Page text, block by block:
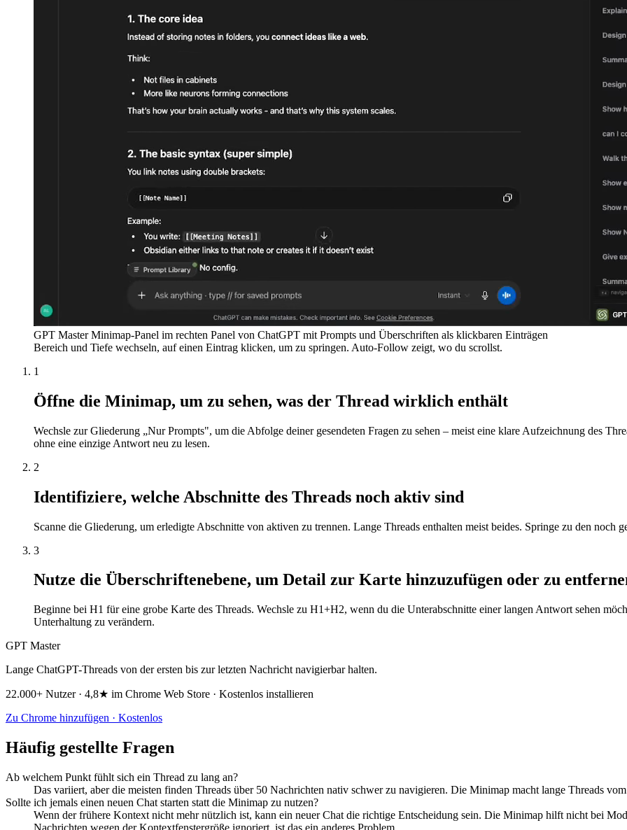
GPT Master Minimap-Panel im rechten Panel von ChatGPT mit Prompts und Überschriften als klickbaren Einträgen
Bereich und Tiefe wechseln, auf einen Eintrag klicken, um zu springen. Auto-Follow zeigt, wo du scrollst.
1
Öffne die Minimap, um zu sehen, was der Thread wirklich enthält
Wechsle zur Gliederung „Nur Prompts", um die Abfolge deiner gesendeten Fragen zu sehen – meist eine klare Aufzeichnung des
ohne eine einzige Antwort neu zu lesen.
2
Identifiziere, welche Abschnitte des Threads noch aktiv sind
Scanne die Gliederung, um erledigte Abschnitte von aktiven zu trennen. Lange Threads enthalten meist beides. Springe zu den noch
3
Nutze die Überschriftenebene, um Detail zur Karte hinzuzufügen oder zu
Beginne bei H1 für eine grobe Karte des Threads. Wechsle zu H1+H2, wenn du die Unterabschnitte einer langen Antwort sehen
Unterhaltung zu verändern.
GPT Master
Lange ChatGPT-Threads von der ersten bis zur letzten Nachricht navigierbar halten.
22.000+ Nutzer · 4,8★ im Chrome Web Store · Kostenlos installieren
Zu Chrome hinzufügen · Kostenlos
Häufig gestellte Fragen
Ab welchem Punkt fühlt sich ein Thread zu lang an?
Das variiert, aber die meisten finden Threads über 50 Nachrichten nativ schwer zu navigieren. Die Minimap macht lange Threads
Sollte ich jemals einen neuen Chat starten statt die Minimap zu nutzen?
Wenn der frühere Kontext nicht mehr nützlich ist, kann ein neuer Chat die richtige Entscheidung sein. Die Minimap hilft nicht bei